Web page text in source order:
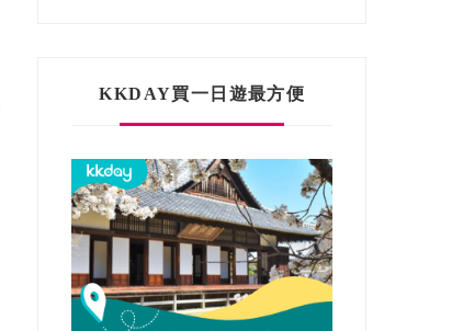
KKDAY買一日遊最方便